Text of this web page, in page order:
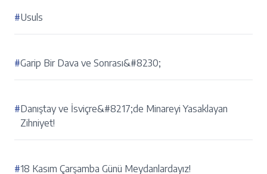
#Usuls
#Garip Bir Dava ve Sonrası&#8230;
#Danıştay ve İsviçre&#8217;de Minareyi Yasaklayan
Zihniyet!
#18 Kasım Çarşamba Günü Meydanlardayız!